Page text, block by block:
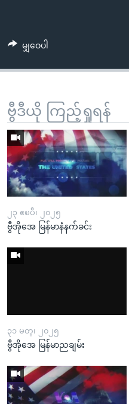
မျှဝေပါ
ဗွီဒီယို ကြည့်ရှုရန်
၂၃ ဧၿပီ၊ ၂၀၂၅
ဗွီအိုအေ မြန်မာနံနက်ခင်း
၃၁ မတ္၊ ၂၀၂၅
ဗွီအိုအေ မြန်မာညချမ်း